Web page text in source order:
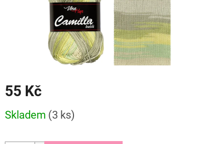
55 Kč
cena:
Skladem (3 ks)